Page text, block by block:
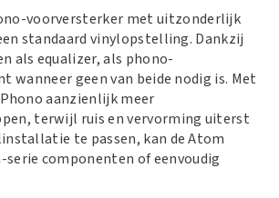
voorversterker met uitzonderlijk
standaard vinylopstelling. Dankzij
als equalizer, als phono-
geen van beide nodig is. Met
aanzienlijk meer
terwijl ruis en vervorming uiterst
te passen, kan de Atom
componenten of eenvoudig